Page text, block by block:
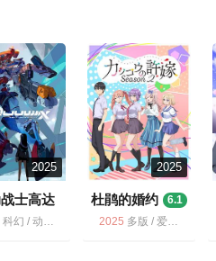
2025
士高达
6.7
科幻 / 动画 / 多版
2025
杜鹃的婚约
6.1
2025 多版 / 爱情 / 动画 / 杜鹃的婚约 第2季